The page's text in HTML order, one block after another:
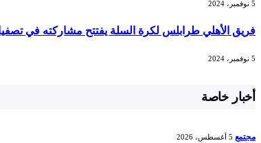
5 نوفمبر، 2024
فريق الأهلي طرابلس لكرة السلة يفتتح مشاركته في تصفيات
5 نوفمبر، 2024
أخبار خاصة
مجتمع 5 أغسطس، 2026